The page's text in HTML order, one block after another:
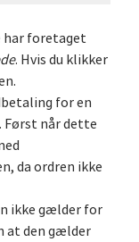
har foretaget
. Hvis du klikker
for en
Først når dette
da ordren ikke
ikke gælder for
at den gælder